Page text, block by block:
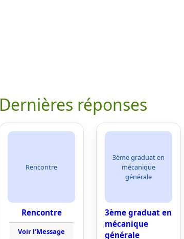
Dernières réponses
Rencontre
Rencontre
Voir l'Message
3ème graduat en
mécanique
générale
3ème graduat en
mécanique
générale